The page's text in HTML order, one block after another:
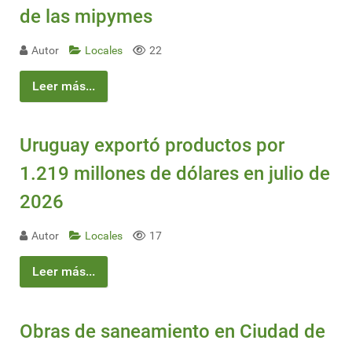
de las mipymes
Autor Locales 22
Leer más...
Uruguay exportó productos por
1.219 millones de dólares en julio de
2026
Autor Locales 17
Leer más...
Obras de saneamiento en Ciudad de